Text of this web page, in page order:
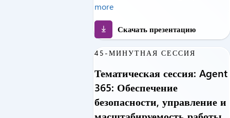
more
Скачать презентацию
45-МИНУТНАЯ СЕССИЯ
Тематическая сессия: Agent
365: Обеспечение
безопасности, управление и